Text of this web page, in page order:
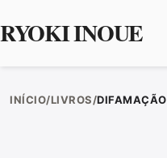
RYOKI INOUE
INÍCIO/LIVROS/DIFAMAÇÃO